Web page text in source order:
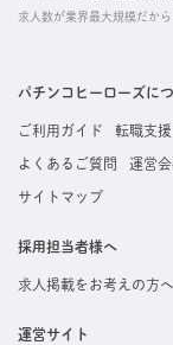
求人数が業界最大規模だか
掲載している求人は、すべ
た内容はすぐに直接事業所
パチンコヒーローズに
ご利用ガイド 転職支
よくあるご質問 運営
サイトマップ
採用担当者様へ
求人掲載をお考えの方へ
運営サイト